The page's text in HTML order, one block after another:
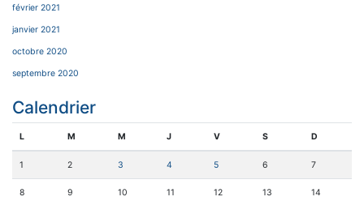
février 2021
janvier 2021
octobre 2020
septembre 2020
Calendrier
L M M J V S D
1 2 3 4 5 6 7
8 9 10 11 12 13 14